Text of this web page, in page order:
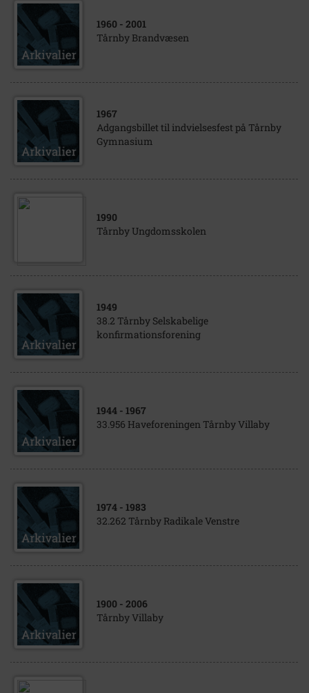
1960 - 2001
Tårnby Brandvæsen
1967
Adgangsbillet til indvielsesfest på Tårnby
Gymnasium
1990
Tårnby Ungdomsskolen
1949
38.2 Tårnby Selskabelige
konfirmationsforening
1944 - 1967
33.956 Haveforeningen Tårnby Villaby
1974 - 1983
32.262 Tårnby Radikale Venstre
1900 - 2006
Tårnby Villaby